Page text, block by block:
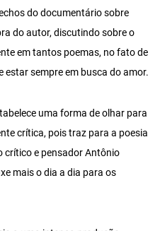
do documentário sobre
do autor, discutindo sobre o
em tantos poemas, no fato de
estar sempre em busca do amor.
uma forma de olhar para
crítica, pois traz para a poesia
crítico e pensador Antônio
mais o dia a dia para os